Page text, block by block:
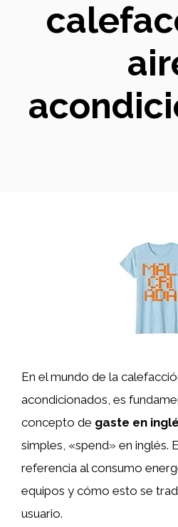
En el mundo de la
acondicionados, es
concepto de gaste en
simples, «spend» en inglés.
referencia al consumo
equipos y cómo esto se
usuario.